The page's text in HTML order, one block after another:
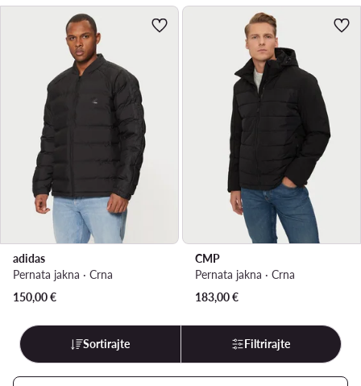
adidas
Pernata jakna · Crna
150,00€
CMP
Pernata jakna · Crna
183,00€
Sortirajte Filtrirajte